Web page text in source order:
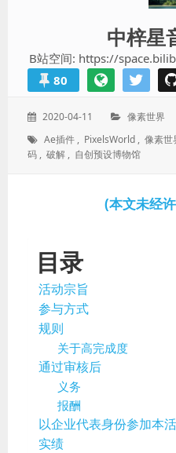
中梓星
B站空间: https://
80
发
于：
2020-04-11
分
像素世界
标
签：
Ae插件 , PixelsWorld , 像素世
码 , 破解 , 自创预设博物馆
(本文未经
目录
活动宗旨
参与方式
规则
关于高完成度
通过审核后
义务
报酬
以企业代表身份参加本
实绩